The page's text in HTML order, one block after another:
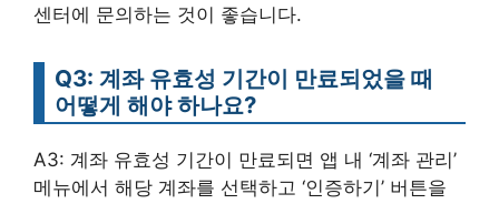
센터에 문의하는 것이 좋습니다.
Q3: 계좌 유효성 기간이 만료되었을 때
어떻게 해야 하나요?
A3: 계좌 유효성 기간이 만료되면 앱 내 ‘계좌 관리’
메뉴에서 해당 계좌를 선택하고 ‘인증하기’ 버튼을